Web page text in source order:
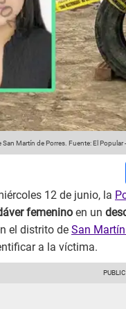
Martín de Porres. Fuente: El Popular-
12 de junio, la
femenino en un
el distrito de San
a la víctima.